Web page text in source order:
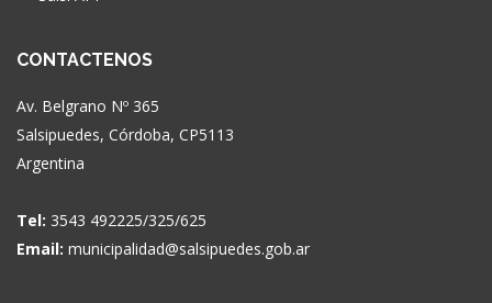
CONTACTENOS
Av. Belgrano Nº 365
Salsipuedes, Córdoba, CP5113
Argentina
Tel: 3543 492225/325/625
Email: municipalidad@salsipuedes.gob.ar